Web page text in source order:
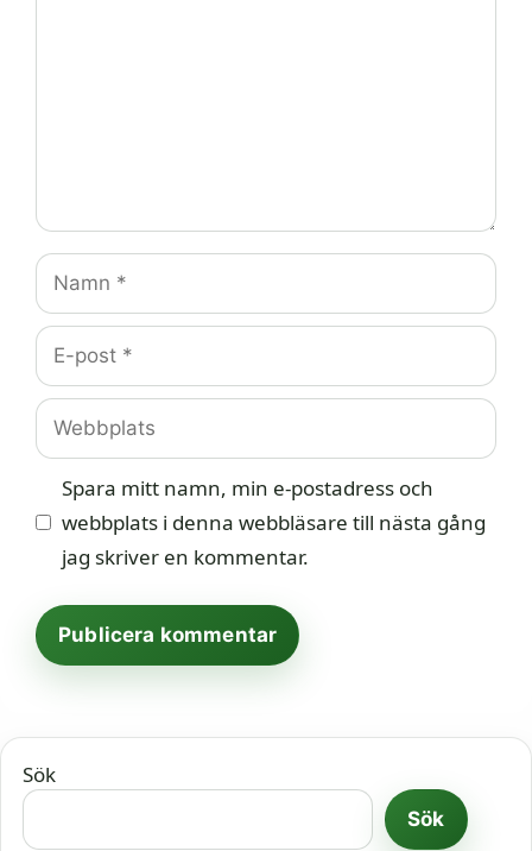
Namn
E-
post
Webbplats
Spara mitt namn, min e-postadress och
webbplats i denna webbläsare till nästa gång
jag skriver en kommentar.
Sök
Sök